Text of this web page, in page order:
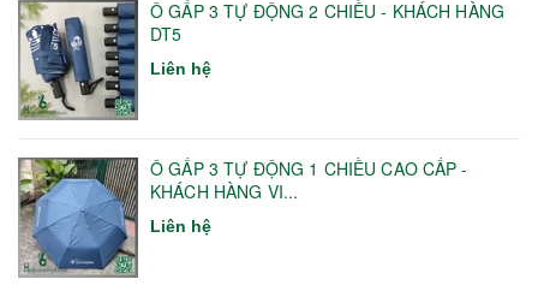
Ô GẤP 3 TỰ ĐỘNG 2 CHIỀU - KHÁCH HÀNG
DT5
Liên hệ
Ô GẤP 3 TỰ ĐỘNG 1 CHIỀU CAO CẤP -
KHÁCH HÀNG VI...
Liên hệ